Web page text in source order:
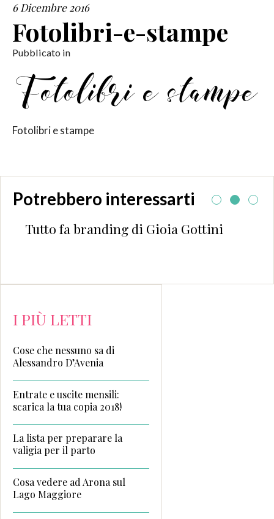
COLLABORAZIONI
6 Dicembre 2016
Fotolibri-e-stampe
Pubblicato in
Fotolibri e stampe
Potrebbero interessarti
Tutto fa branding di Gioia Gottini
I PIÙ LETTI
Cose che nessuno sa di
Alessandro D’Avenia
Entrate e uscite mensili:
scarica la tua copia 2018!
La lista per preparare la
valigia per il parto
Cosa vedere ad Arona sul
Lago Maggiore